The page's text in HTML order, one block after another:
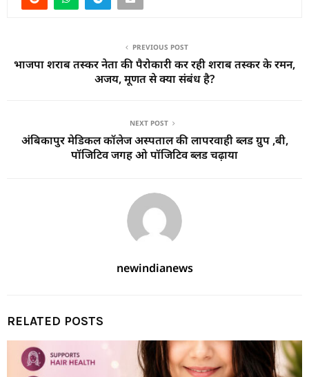
PREVIOUS POST
भाजपा शराब तस्कर नेता की पैरोकारी कर रही शराब तस्कर के रमन,
अजय, मूणत से क्या संबंध है?
NEXT POST
अंबिकापुर मेडिकल कॉलेज अस्पताल की लापरवाही ब्लड ग्रुप ,बी,
पॉजिटिव जगह ओ पॉजिटिव ब्लड चढ़ाया
newindianews
RELATED POSTS